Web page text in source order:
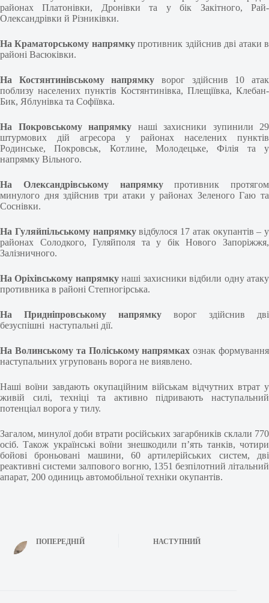
районах Платонівки, Дронівки та у бік Закітного, Рай-
Олександрівки й Різниківки.
На Краматорському напрямкупротивник здійснив дві атаки в
районі Васюківки.
На Костянтинівському напрямку ворог здійснив 10 атак
поблизу населених пунктів Костянтинівка, Плещіївка, Клебан-
Бик, Яблунівка та Софіївка.
На Покровському напрямку наші захисники зупинили 29
штурмових дій агресора у районах населених пунктів
Родинське, Покровськ, Котлине, Молодецьке, Філія та у
напрямку Вільного.
На Олександрівському напрямкупротивник протягом
минулого дня здійснив три атаки у районах Зеленого Гаю та
Соснівки.
На Гуляйпільському напрямкувідбулося 17 атак окупантів – у
районах Солодкого, Гуляйполя та у бік Нового Запоріжжя,
Залізничного.
На Оріхівському напрямкунаші захисники відбили одну атаку
противника в районі Степногірська.
На Придніпровському напрямку ворог здійснив дві
безуспішні наступальні дії.
На Волинському та Поліському напрямках ознак формування
наступальних угруповань ворога не виявлено.
Наші воїни завдають окупаційним військам відчутних втрат у
живій силі, техніці та активно підривають наступальний
потенціал ворога у тилу.
Загалом, минулої доби втрати російських загарбників склали 770
осіб. Також українські воїни знешкодили п’ять танків, чотири
бойові броньовані машини, 60 артилерійських систем, дві
реактивні системи залпового вогню, 1351 безпілотний літальний
апарат, 200 одиниць автомобільної техніки окупантів.
ПОПЕРЕДНІЙ НАСТУПНИЙ